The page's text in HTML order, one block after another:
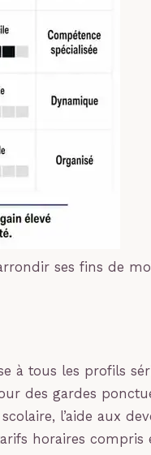
ses fins de
à tous les profils
des gardes
l’aide aux
horaires compris